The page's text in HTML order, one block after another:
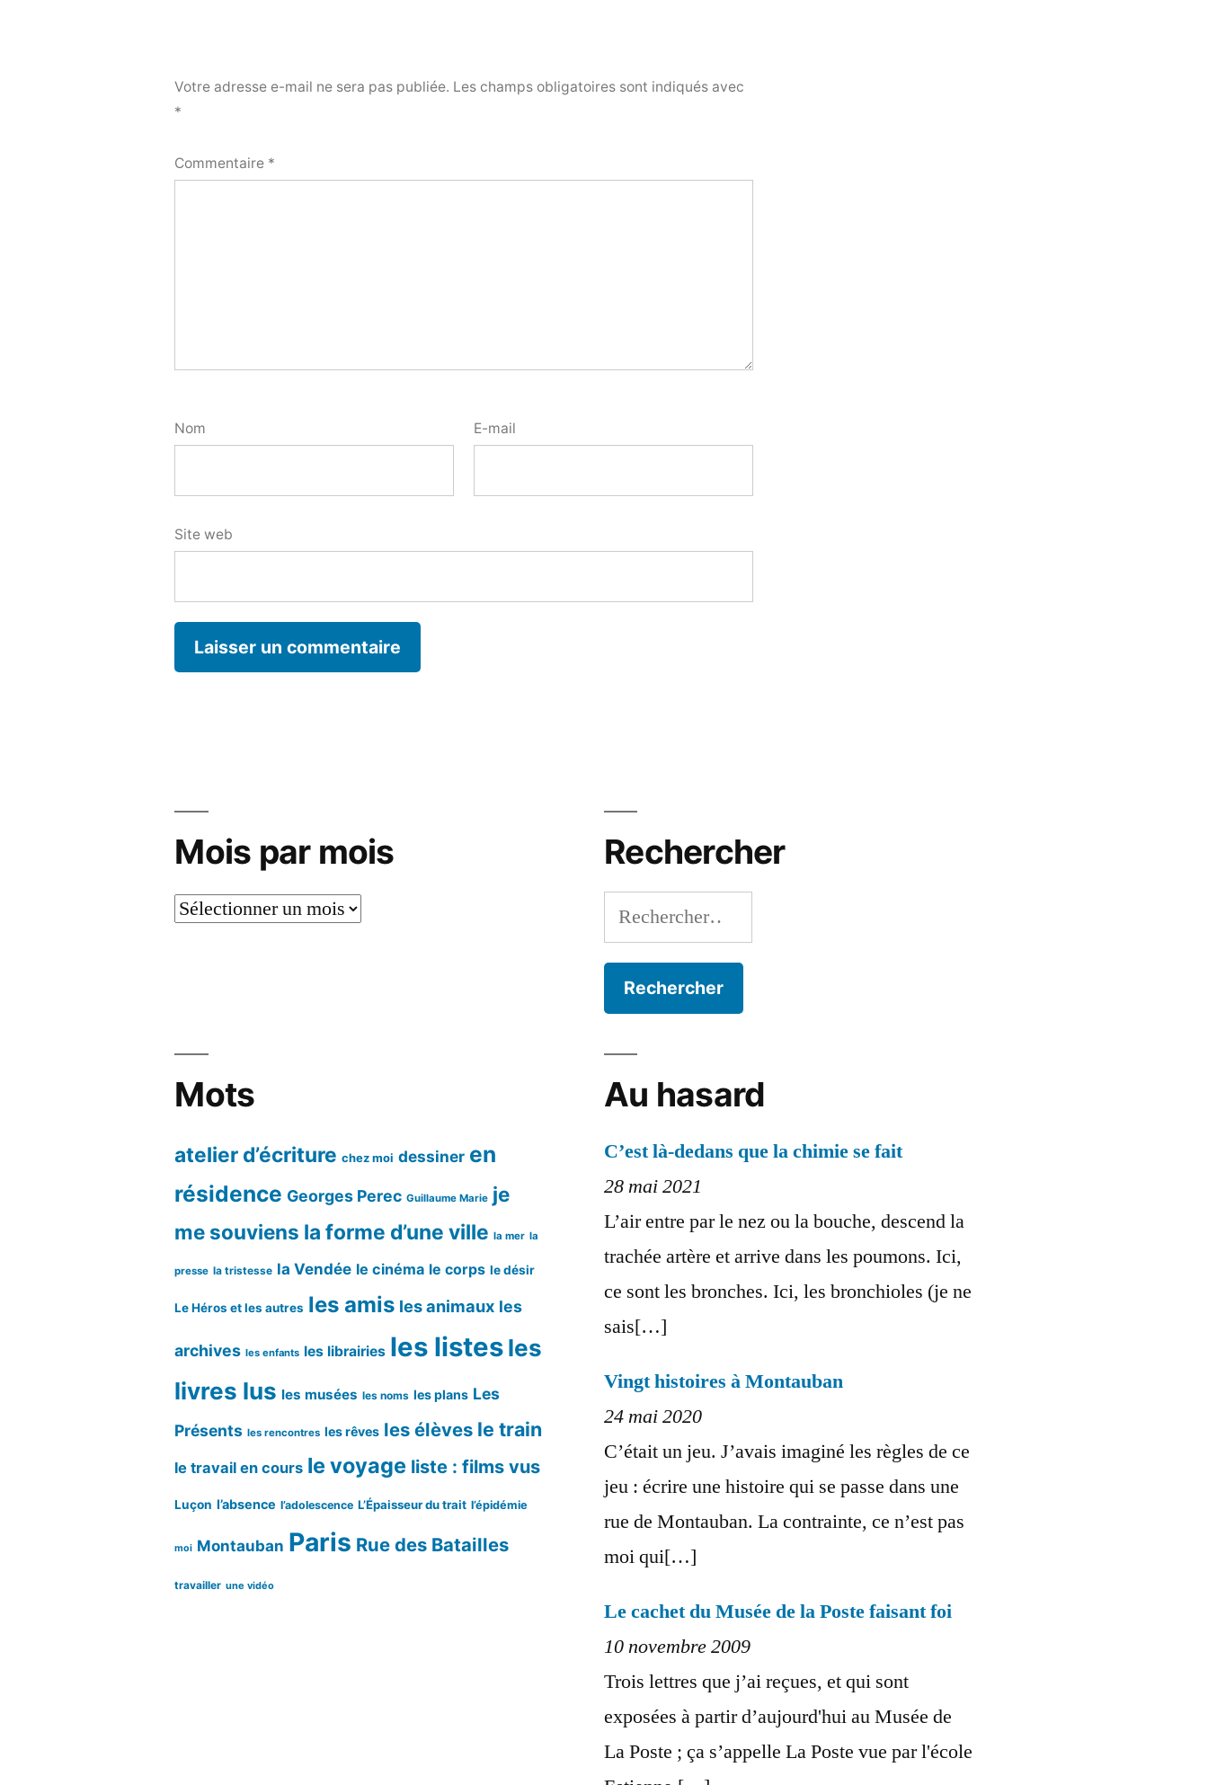
Votre adresse e-mail ne sera pas publiée. Les champs obligatoires sont indiqués avec
*
Commentaire *
Nom E-mail
Site web
Mois par mois
Mois
Rechercher
Rechercher :
Mots
atelier d’écriture chez moi dessiner en
résidence Georges Perec Guillaume Marie je
me souviens la forme d’une ville la mer la
presse la tristesse la Vendée le cinéma le corps le désir
Le Héros et les autres les amis les animaux les
archives les enfants les librairies les listesles
livres lus les musées les noms les plans Les
Présents les rencontres les rêves les élèves le train
le travail en cours le voyage liste : films vus
Luçon l’absence l’adolescence L’Épaisseur du trait l’épidémie
moi Montauban Paris Rue des Batailles
travailler une vidéo
Au hasard
C’est là-dedans que la chimie se fait
28 mai 2021
L’air entre par le nez ou la bouche, descend la
trachée artère et arrive dans les poumons. Ici,
ce sont les bronches. Ici, les bronchioles (je ne
sais[…]
Vingt histoires à Montauban
24 mai 2020
C’était un jeu. J’avais imaginé les règles de ce
jeu : écrire une histoire qui se passe dans une
rue de Montauban. La contrainte, ce n’est pas
moi qui[…]
Le cachet du Musée de la Poste faisant foi
10 novembre 2009
Trois lettres que j’ai reçues, et qui sont
exposées à partir d’aujourd'hui au Musée de
La Poste ; ça s’appelle La Poste vue par l'école